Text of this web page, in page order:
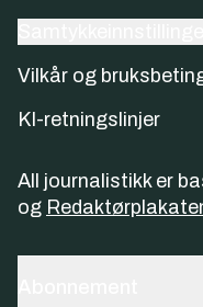
Vilkår og
KI-retningslinjer
All journalistikk er
og